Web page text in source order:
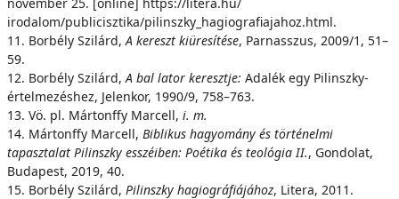
irodalom/publicisztika/pilinszky_hagiografiajahoz.html.
11. Borbély Szilárd,A kereszt kiüresítése, Parnasszus, 2009/1, 51–
59.
12. Borbély Szilárd,A bal lator keresztje: Adalék egy Pilinszky-
értelmezéshez, Jelenkor, 1990/9, 758–763.
13. Vö. pl. Mártonffy Marcell, i. m.
14. Mártonffy Marcell, Biblikus hagyomány és történelmi
tapasztalat Pilinszky esszéiben: Poétika és teológia II., Gondolat,
Budapest, 2019, 40.
15. Borbély Szilárd, Pilinszky hagiográfiájához, Litera, 2011.